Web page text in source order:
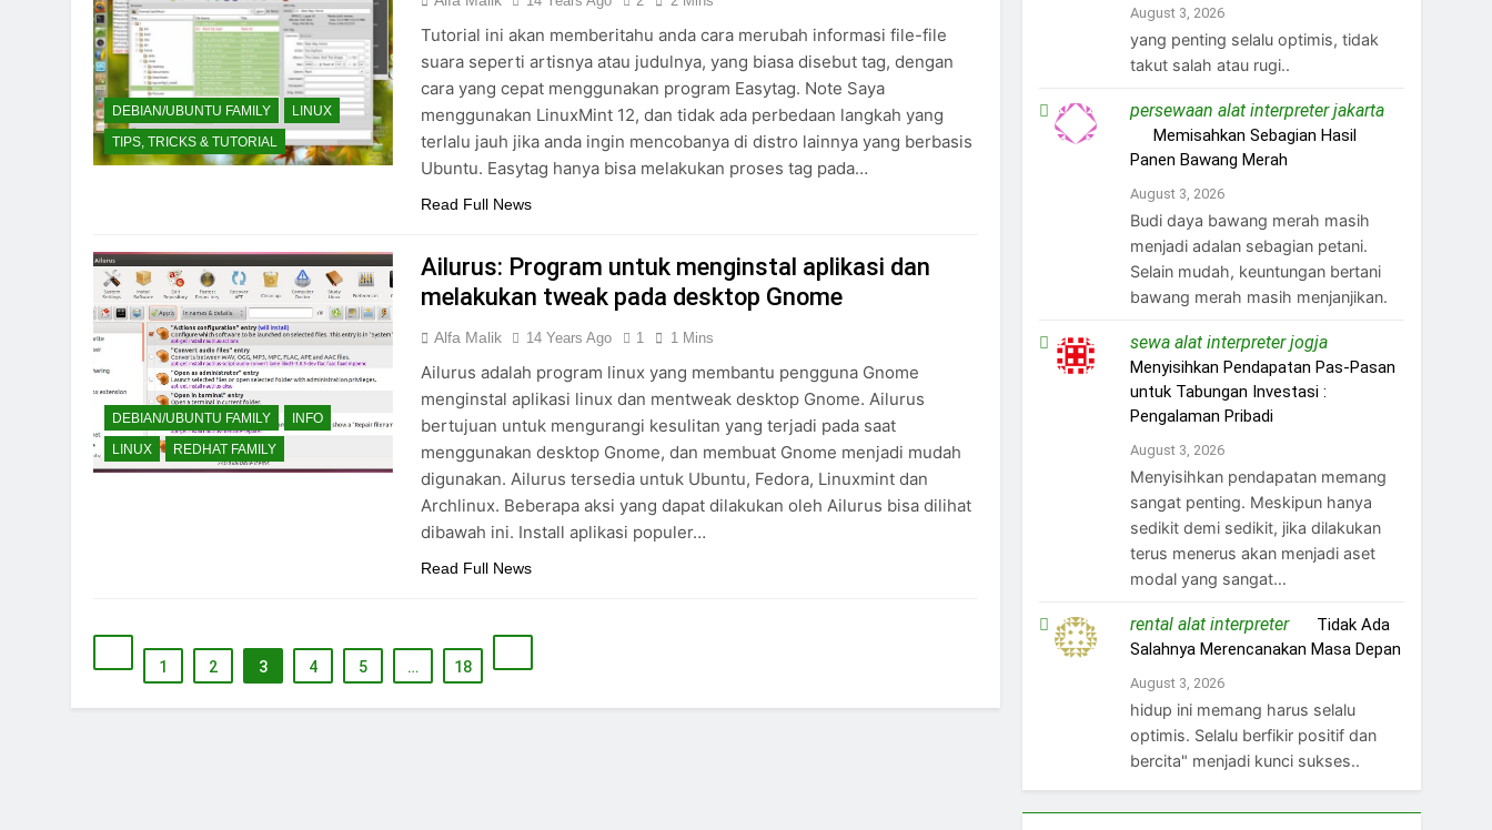
DEBIAN/UBUNTU FAMILY
LINUX
TIPS, TRICKS & TUTORIAL
Tutorial ini akan memberitahu anda cara merubah informasi file-file
suara seperti artisnya atau judulnya, yang biasa disebut tag, dengan
cara yang cepat menggunakan program Easytag. Note Saya
menggunakan LinuxMint 12, dan tidak ada perbedaan langkah yang
terlalu jauh jika anda ingin mencobanya di distro lainnya yang berbasis
Ubuntu. Easytag hanya bisa melakukan proses tag pada…
Read Full News
DEBIAN/UBUNTU FAMILY
INFO
LINUX
REDHAT FAMILY
Ailurus: Program untuk menginstal aplikasi dan
melakukan tweak pada desktop Gnome
Alfa Malik 14 Years Ago 1 1 Mins
Ailurus adalah program linux yang membantu pengguna Gnome
menginstal aplikasi linux dan mentweak desktop Gnome. Ailurus
bertujuan untuk mengurangi kesulitan yang terjadi pada saat
menggunakan desktop Gnome, dan membuat Gnome menjadi mudah
digunakan. Ailurus tersedia untuk Ubuntu, Fedora, Linuxmint dan
Archlinux. Beberapa aksi yang dapat dilakukan oleh Ailurus bisa dilihat
dibawah ini. Install aplikasi populer…
Read Full News
1 2 3 4 5 … 18
August 3, 2026
yang penting selalu optimis, tidak
takut salah atau rugi..
persewaan alat interpreter jakarta
Memisahkan Sebagian Hasil
Panen Bawang Merah
August 3, 2026
Budi daya bawang merah masih
menjadi adalan sebagian petani.
Selain mudah, keuntungan bertani
bawang merah masih menjanjikan.
sewa alat interpreter jogjaon
Menyisihkan Pendapatan Pas-Pasan
untuk Tabungan Investasi :
Pengalaman Pribadi
August 3, 2026
Menyisihkan pendapatan memang
sangat penting. Meskipun hanya
sedikit demi sedikit, jika dilakukan
terus menerus akan menjadi aset
modal yang sangat…
rental alat interpreteron Tidak Ada
Salahnya Merencanakan Masa Depan
August 3, 2026
hidup ini memang harus selalu
optimis. Selalu berfikir positif dan
bercita" menjadi kunci sukses..